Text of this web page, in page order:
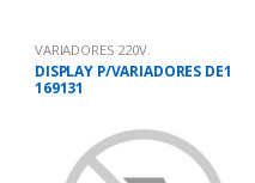
VARIADORES 220V.
DISPLAY P/VARIADORES DE1
169131